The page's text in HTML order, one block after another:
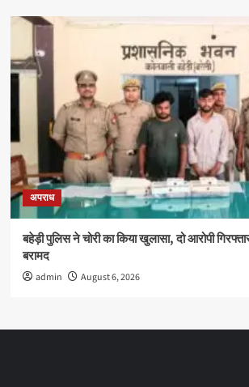
अपराध
बहेड़ी पुलिस ने चोरी का किया खुलासा, दो आरोपी
बरामद
admin August 6, 2026